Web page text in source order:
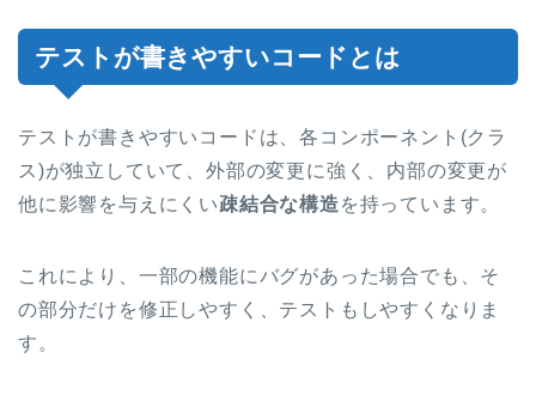
テストが書きやすいコードとは
テストが書きやすいコードは、各コンポーネント(クラ
ス)が独立していて、外部の変更に強く、内部の変更が
他に影響を与えにくい疎結合な構造を持っています。
これにより、一部の機能にバグがあった場合でも、そ
の部分だけを修正しやすく、テストもしやすくなりま
す。